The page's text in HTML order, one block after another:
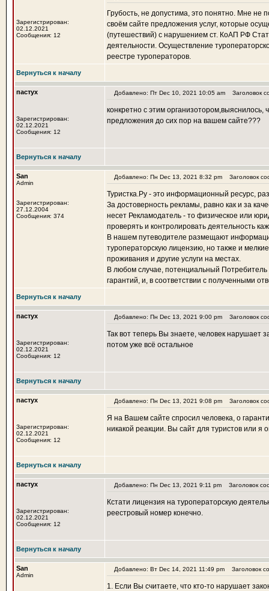
Зарегистрирован:
02.12.2021
Сообщения: 12
Грубость, не допустима, это понятно. Мне не
своём сайте предложения услуг, которые
(путешествий) с нарушением ст. КоАП РФ
деятельности. Осуществление
реестре туроператоров.
Вернуться к началу
пастух
Зарегистрирован:
02.12.2021
Сообщения: 12
Добавлено: Пт Dec 10, 2021 10:05 am Заголовок
конкретно с этим организотором,выяснилось,
предложения до сих пор на вашем сайте???
Вернуться к началу
San
Admin
Зарегистрирован:
27.12.2004
Сообщения: 374
Добавлено: Пн Dec 13, 2021 8:32 pm Заголовок
Туристка.Ру - это информационный ресурс,
За достоверность рекламы, равно как и за
несет Рекламодатель - то физическое или
проверять и контролировать деятельность
В нашем путеводителе размещают
туроператорскую лицензию, но также и
проживания и другие услуги на местах.
В любом случае, потенциальный Потребитель
гарантий, и, в соответствии с полученными
Вернуться к началу
пастух
Зарегистрирован:
02.12.2021
Сообщения: 12
Добавлено: Пн Dec 13, 2021 9:00 pm Заголовок
Так вот теперь Вы знаете, человек нарушает
потом уже всё остальное
Вернуться к началу
пастух
Зарегистрирован:
02.12.2021
Сообщения: 12
Добавлено: Пн Dec 13, 2021 9:08 pm Заголовок
Я на Вашем сайте спросил человека, о
никакой реакции. Вы сайт для туристов или
Вернуться к началу
пастух
Зарегистрирован:
02.12.2021
Сообщения: 12
Добавлено: Пн Dec 13, 2021 9:11 pm Заголовок
Кстати лицензия на туроператорскую
реестровый номер конечно.
Вернуться к началу
San
Admin
Добавлено: Вт Dec 14, 2021 11:49 pm Заголовок
1. Если Вы считаете, что кто-то нарушает